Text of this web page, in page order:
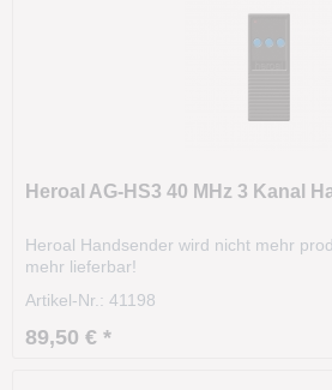
Heroal AG-HS3 40 MHz 3 Kanal
Heroal Handsender wird nicht mehr
mehr lieferbar!
Artikel-Nr.: 41198
89,50 € *